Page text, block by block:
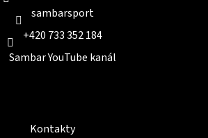
sambarsport
+420 733 352 184
Sambar YouTube kanál
Kontakty